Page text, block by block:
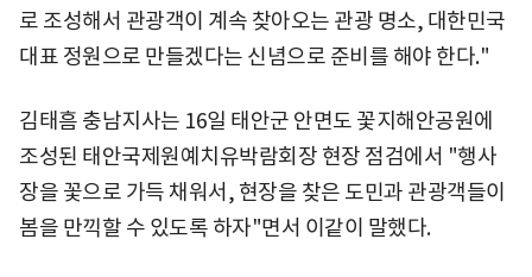
로 조성해서 관광객이 계속 찾아오는 관광 명소, 대한민국
대표 정원으로 만들겠다는 신념으로 준비를 해야 한다."
김태흠 충남지사는 16일 태안군 안면도 꽃지해안공원에
조성된 태안국제원예치유박람회장 현장 점검에서 "행사
장을 꽃으로 가득 채워서, 현장을 찾은 도민과 관광객들이
봄을 만끽할 수 있도록 하자"면서 이같이 말했다.